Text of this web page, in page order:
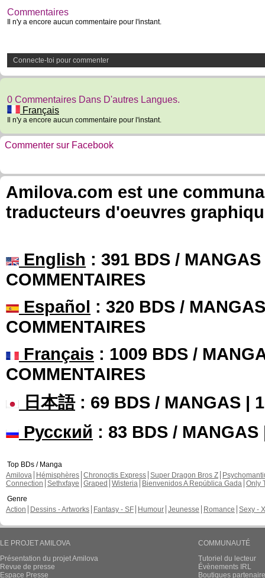
Commentaires
Il n'y a encore aucun commentaire pour l'instant.
Connecte-toi pour commenter
0 Commentaires Dans D'autres Langues.
Français
Il n'y a encore aucun commentaire pour l'instant.
Commenter sur Facebook
Amilova.com est une
traducteurs d'oeuvres
English : 391 BDS /
COMMENTAIRES
Español : 320 BDS /
COMMENTAIRES
Français : 1009 BDS /
COMMENTAIRES
日本語: 69 BDS / MANGAS |
Русский : 83 BDS / MANGAS
Top BDs / Manga
Amilova
Hémisphères Chronoctis Express Super Dragon Bros Z
Connection Sethxfaye Graped Wisteria Bienvenidos A República Gada Only
Genre
Action
Dessins - Artworks Fantasy - SF Humour Jeunesse Romance Sexy -
LE PROJET AMILOVA
Présentation du projet Amilova
Revue de presse
Espace Presse
COMMUNAUTÉ
Tutoriel du lecteur
Évènements IRL
Boutiques